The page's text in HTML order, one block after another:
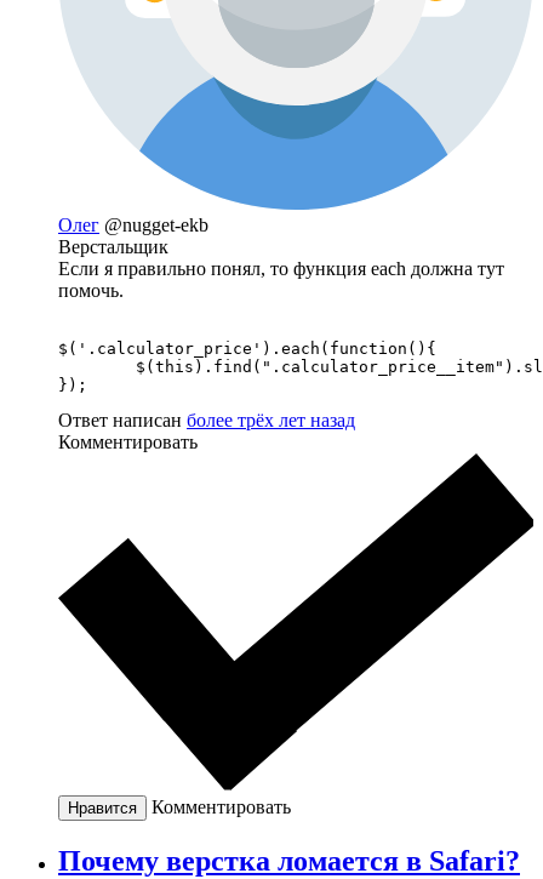
Олег @nugget-ekb
Верстальщик
Если я правильно понял, то функция each должна тут
помочь.
$('.calculator_price').each(function(){
});
Ответ написан более трёх лет назад
Комментировать
Нравится Комментировать
Почему верстка ломается в Safari?